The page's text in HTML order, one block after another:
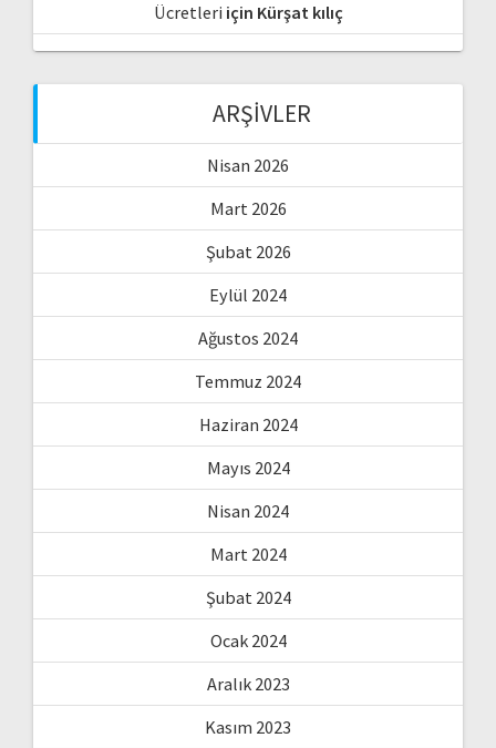
Ücretleri için Kürşat kılıç
ARŞIVLER
Nisan 2026
Mart 2026
Şubat 2026
Eylül 2024
Ağustos 2024
Temmuz 2024
Haziran 2024
Mayıs 2024
Nisan 2024
Mart 2024
Şubat 2024
Ocak 2024
Aralık 2023
Kasım 2023